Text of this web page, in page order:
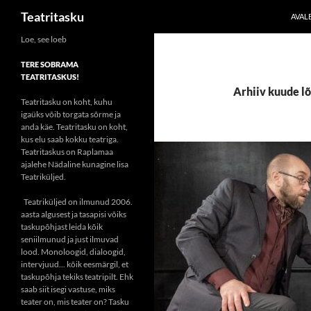
Liigu
juurde
Teatritasku
Arhiiv kuude
Loe, see loeb
TERE SOBRAMA
TEATRITASKUS!
Teatritasku on koht, kuhu
igaüks võib torgata sõrme ja
anda käe. Teatritasku on koht,
kus elu saab kokku teatriga.
Teatritaskus on Raplamaa
ajalehe Nädaline kunagine lisa
Teatriküljed.
Teatriküljed on ilmunud 2006.
aasta algusest ja tasapisi võiks
taskupõhjast leida kõik
seniilmunud ja just ilmuvad
lood. Monoloogid, dialoogid,
intervjuud... kõik eesmärgil, et
taskupõhja tekiks teatripilt. Ehk
saab siit isegi vastuse, miks
teater on, mis teater on? Tasku